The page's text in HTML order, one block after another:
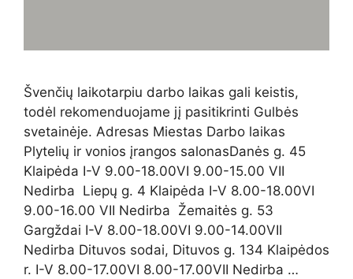
Švenčių laikotarpiu darbo laikas gali keistis,
todėl rekomenduojame jį pasitikrinti Gulbės
svetainėje. Adresas Miestas Darbo laikas
Plytelių ir vonios įrangos salonasDanės g. 45
Klaipėda I-V 9.00-18.00VI 9.00-15.00 VII
Nedirba Liepų g. 4 Klaipėda I-V 8.00-18.00VI
9.00-16.00 VII Nedirba Žemaitės g. 53
Gargždai I-V 8.00-18.00VI 9.00-14.00VII
Nedirba Dituvos sodai, Dituvos g. 134 Klaipėdos
r. I-V 8.00-17.00VI 8.00-17.00VII Nedirba …